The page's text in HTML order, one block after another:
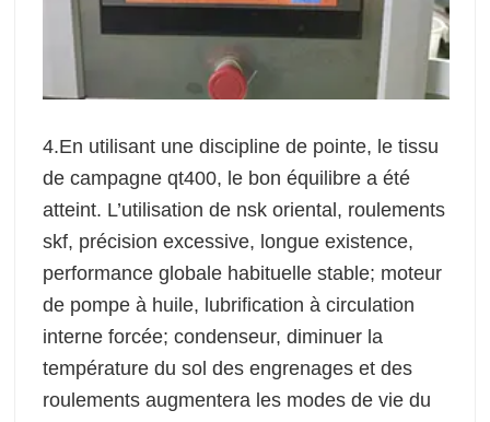
4.En utilisant une discipline de pointe, le tissu
de campagne qt400, le bon équilibre a été
atteint. L’utilisation de nsk oriental, roulements
skf, précision excessive, longue existence,
performance globale habituelle stable; moteur
de pompe à huile, lubrification à circulation
interne forcée; condenseur, diminuer la
température du sol des engrenages et des
roulements augmentera les modes de vie du